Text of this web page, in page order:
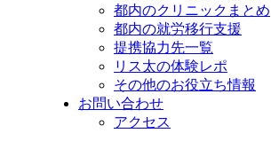
都内のクリニックまとめ
都内の就労移行支援
提携協力先一覧
リス太の体験レポ
その他のお役立ち情報
お問い合わせ
アクセス